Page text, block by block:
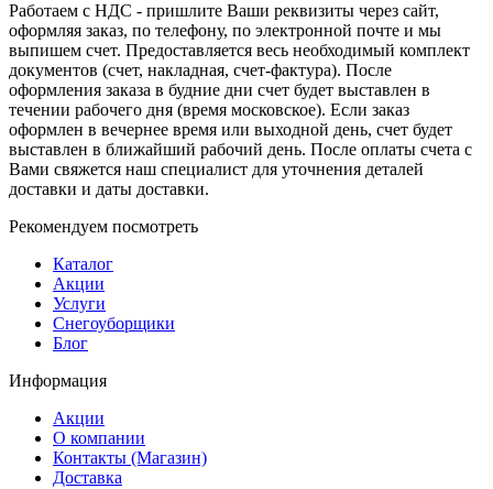
Работаем с НДС - пришлите Ваши реквизиты через сайт,
оформляя заказ, по телефону, по электронной почте и мы
выпишем счет. Предоставляется весь необходимый комплект
документов (счет, накладная, счет-фактура). После
оформления заказа в будние дни счет будет выставлен в
течении рабочего дня (время московское). Если заказ
оформлен в вечернее время или выходной день, счет будет
выставлен в ближайший рабочий день. После оплаты счета с
Вами свяжется наш специалист для уточнения деталей
доставки и даты доставки.
Рекомендуем посмотреть
Каталог
Акции
Услуги
Снегоуборщики
Блог
Информация
Акции
О компании
Контакты (Магазин)
Доставка